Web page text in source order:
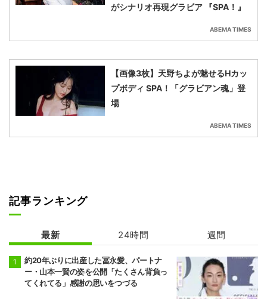
がシナリオ再現グラビア 『SPA！』
ABEMA TIMES
【画像3枚】天野ちよが魅せるHカッ
プボディ SPA！「グラビアン魂」登
場
ABEMA TIMES
記事ランキング
最新 24時間 週間
約20年ぶりに出産した冨永愛、パートナ
ー・山本一賢の姿を公開「たくさん背負っ
てくれてる」感謝の思いをつづる